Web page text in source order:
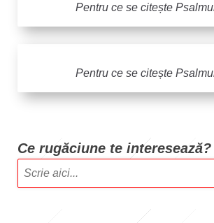
Pentru ce se citește
Pentru ce se citește
Ce rugăciune te interesează?